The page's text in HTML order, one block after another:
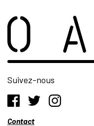
Suivez-nous
Contact